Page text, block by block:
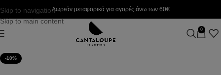
Skip to navigation
Skip to main content
Δωρεάν μεταφορικά για αγορές άνω των 60€
0
-10%